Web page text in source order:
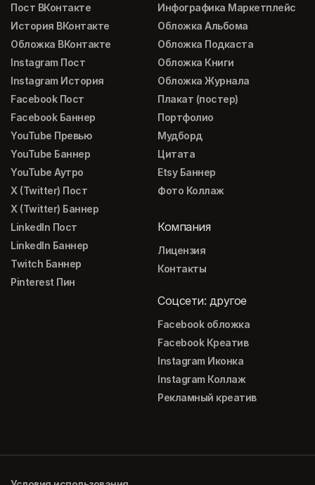
Пост ВКонтакте
История ВКонтакте
Обложка ВКонтакте
Instagram Пост
Instagram История
Facebook Пост
Facebook Баннер
YouTube Превью
YouTube Баннер
YouTube Аутро
X (Twitter) Пост
X (Twitter) Баннер
LinkedIn Пост
LinkedIn Баннер
Twitch Баннер
Pinterest Пин
Инфографика Маркетплейс
Обложка Альбома
Обложка Подкаста
Обложка Книги
Обложка Журнала
Плакат (постер)
Портфолио
Мудборд
Цитата
Etsy Баннер
Фото Коллаж
Компания
Лицензия
Контакты
Соцсети: другое
Facebook обложка
Facebook Креатив
Instagram Иконка
Instagram Коллаж
Рекламный креатив